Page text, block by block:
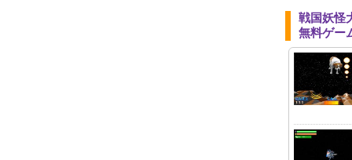
戦国妖怪
無料ゲー